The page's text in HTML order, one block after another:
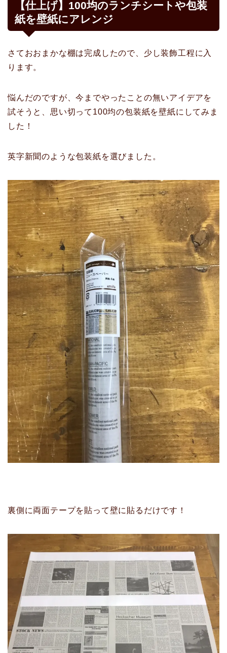
【仕上げ】100均のランチシートや包装
紙を壁紙にアレンジ
さておおまかな棚は完成したので、少し装飾工程に入
ります。
悩んだのですが、今までやったことの無いアイデアを
試そうと、思い切って100均の包装紙を壁紙にしてみま
した！
英字新聞のような包装紙を選びました。
裏側に両面テープを貼って壁に貼るだけです！